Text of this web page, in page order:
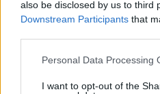
also be disclosed by us to third
Downstream Participants that
Please note that this website/
not limited to your visit or
Personal Data Processing
I want to opt-out of the
πριν 13 λεπτά
Σοκαριστικές απειλές για